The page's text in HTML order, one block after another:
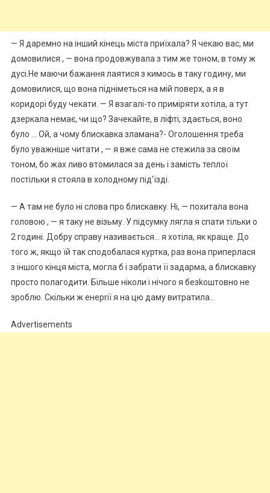
— Я даремно на інший кінець міста приїхала? Я чекаю вас, ми
домовилися , — вона продовжувала з тим же тоном, в тому ж
дусі.Не маючи бажання лаятися з кимось в таку годину, ми
домовилися, що вона підніметься на мій поверх, а я в
коридорі буду чекати. — Я взагалі-то приміряти хотіла, а тут
дзеркала немає, чи що? Зачекайте, в ліфті, здається, воно
було … Ой, а чому блискавка зламана?- Оголошення треба
було уважніше читати , — я вже сама не стежила за своїм
тоном, бо жах ливо втомилася за день і замість теплої
постільки я стояла в холодному під’їзді.
— А там не було ні слова про блискавку. Ні, — похитала вона
головою , — я таку не візьму. У підсумку лягла я спати тільки о
2 годині. Добру справу називається… я хотіла, як краще. До
того ж, якщо їй так сподобалася куртка, раз вона приперлася
з іншого кінця міста, могла б і забрати її задарма, а блискавку
просто полагодити. Більше ніколи і нічого я безkоштовно не
зроблю. Скільки ж енерrії я на цю даму витратила…
Advertisements